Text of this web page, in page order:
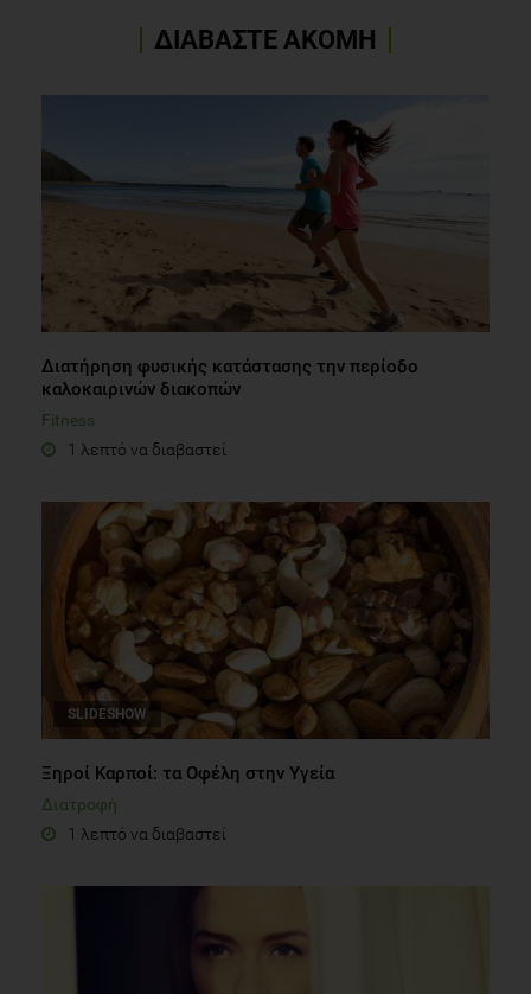
ΔΙΑΒΑΣΤΕ ΑΚΟΜΗ
Διατήρηση φυσικής κατάστασης την περίοδο
καλοκαιρινών διακοπών
Fitness
1 λεπτό να διαβαστεί
SLIDESHOW
Ξηροί Καρποί: τα Οφέλη στην Υγεία
Διατροφή
1 λεπτό να διαβαστεί